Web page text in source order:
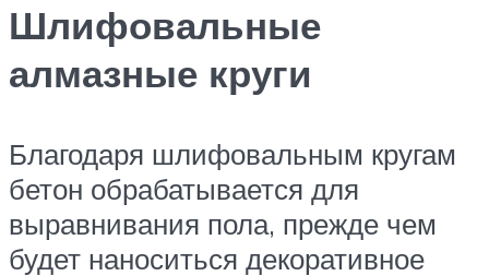
Шлифовальные
алмазные круги
Благодаря шлифовальным кругам
бетон обрабатывается для
выравнивания пола, прежде чем
будет наноситься декоративное